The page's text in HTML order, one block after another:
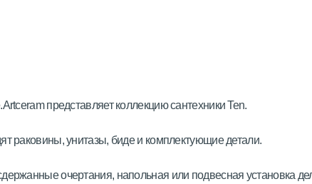
представляет коллекцию сантехники Ten.
раковины, унитазы, биде и комплектующие детали.
очертания, напольная или подвесная установка